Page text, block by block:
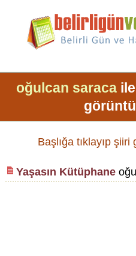
oğulcan saracaile
Başlığa tıklayıp
Yaşasın Kütüphane